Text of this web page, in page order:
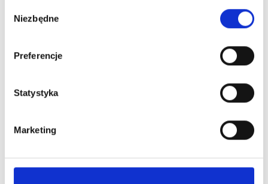
zgody
Niezbędne
Preferencje
Statystyka
Marketing
woda perfumowana